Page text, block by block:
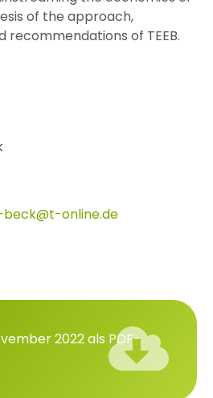
of the approach,
recommendations of TEEB.
online.de
2022 als PDF-